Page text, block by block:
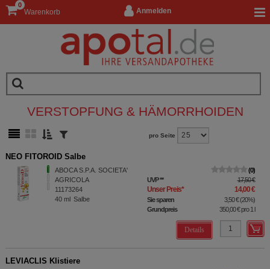
Anmelden
Warenkorb
0
VERSTOPFUNG & HÄMORRHOIDEN
pro Seite
NEO FITOROID Salbe
ABOCA S.P.A. SOCIETA'
AGRICOLA
11173264
40 ml Salbe
0
UVP** 17,50 €
Unser Preis* 14,00 €
Sie sparen 3,50 €(20%)
Grundpreis
350,00 €pro 1 l
Details
LEVIACLIS Klistiere